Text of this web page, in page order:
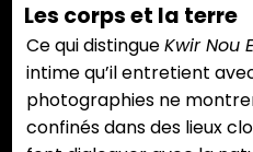
Les corps et la terre
Ce qui distingueKwir Nou
intime qu’il entretient
photographies ne
confinés dans des lieux